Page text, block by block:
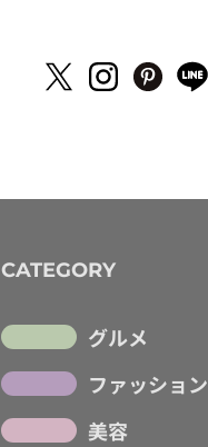
CATEGORY
グルメ
ファッション
美容